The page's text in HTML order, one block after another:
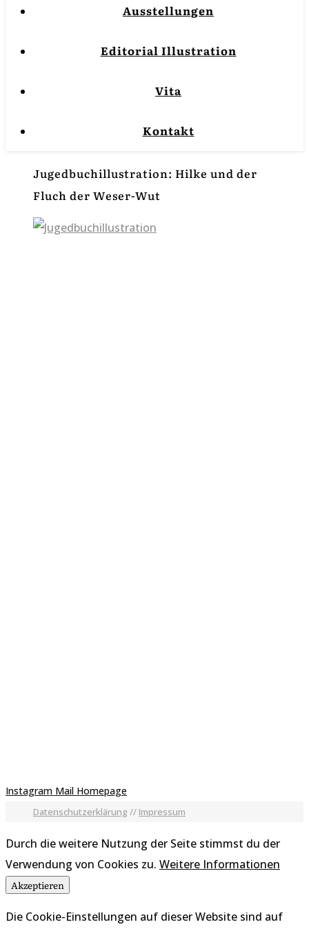
Ausstellungen
Editorial Illustration
Vita
Kontakt
Jugedbuchillustration: Hilke und der
Fluch der Weser-Wut
Instagram Mail Homepage
Datenschutzerklärung // Impressum
Durch die weitere Nutzung der Seite stimmst du der
Verwendung von Cookies zu. Weitere Informationen
Akzeptieren
Die Cookie-Einstellungen auf dieser Website sind auf